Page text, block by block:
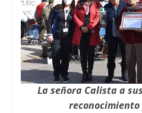
La señora Calista a